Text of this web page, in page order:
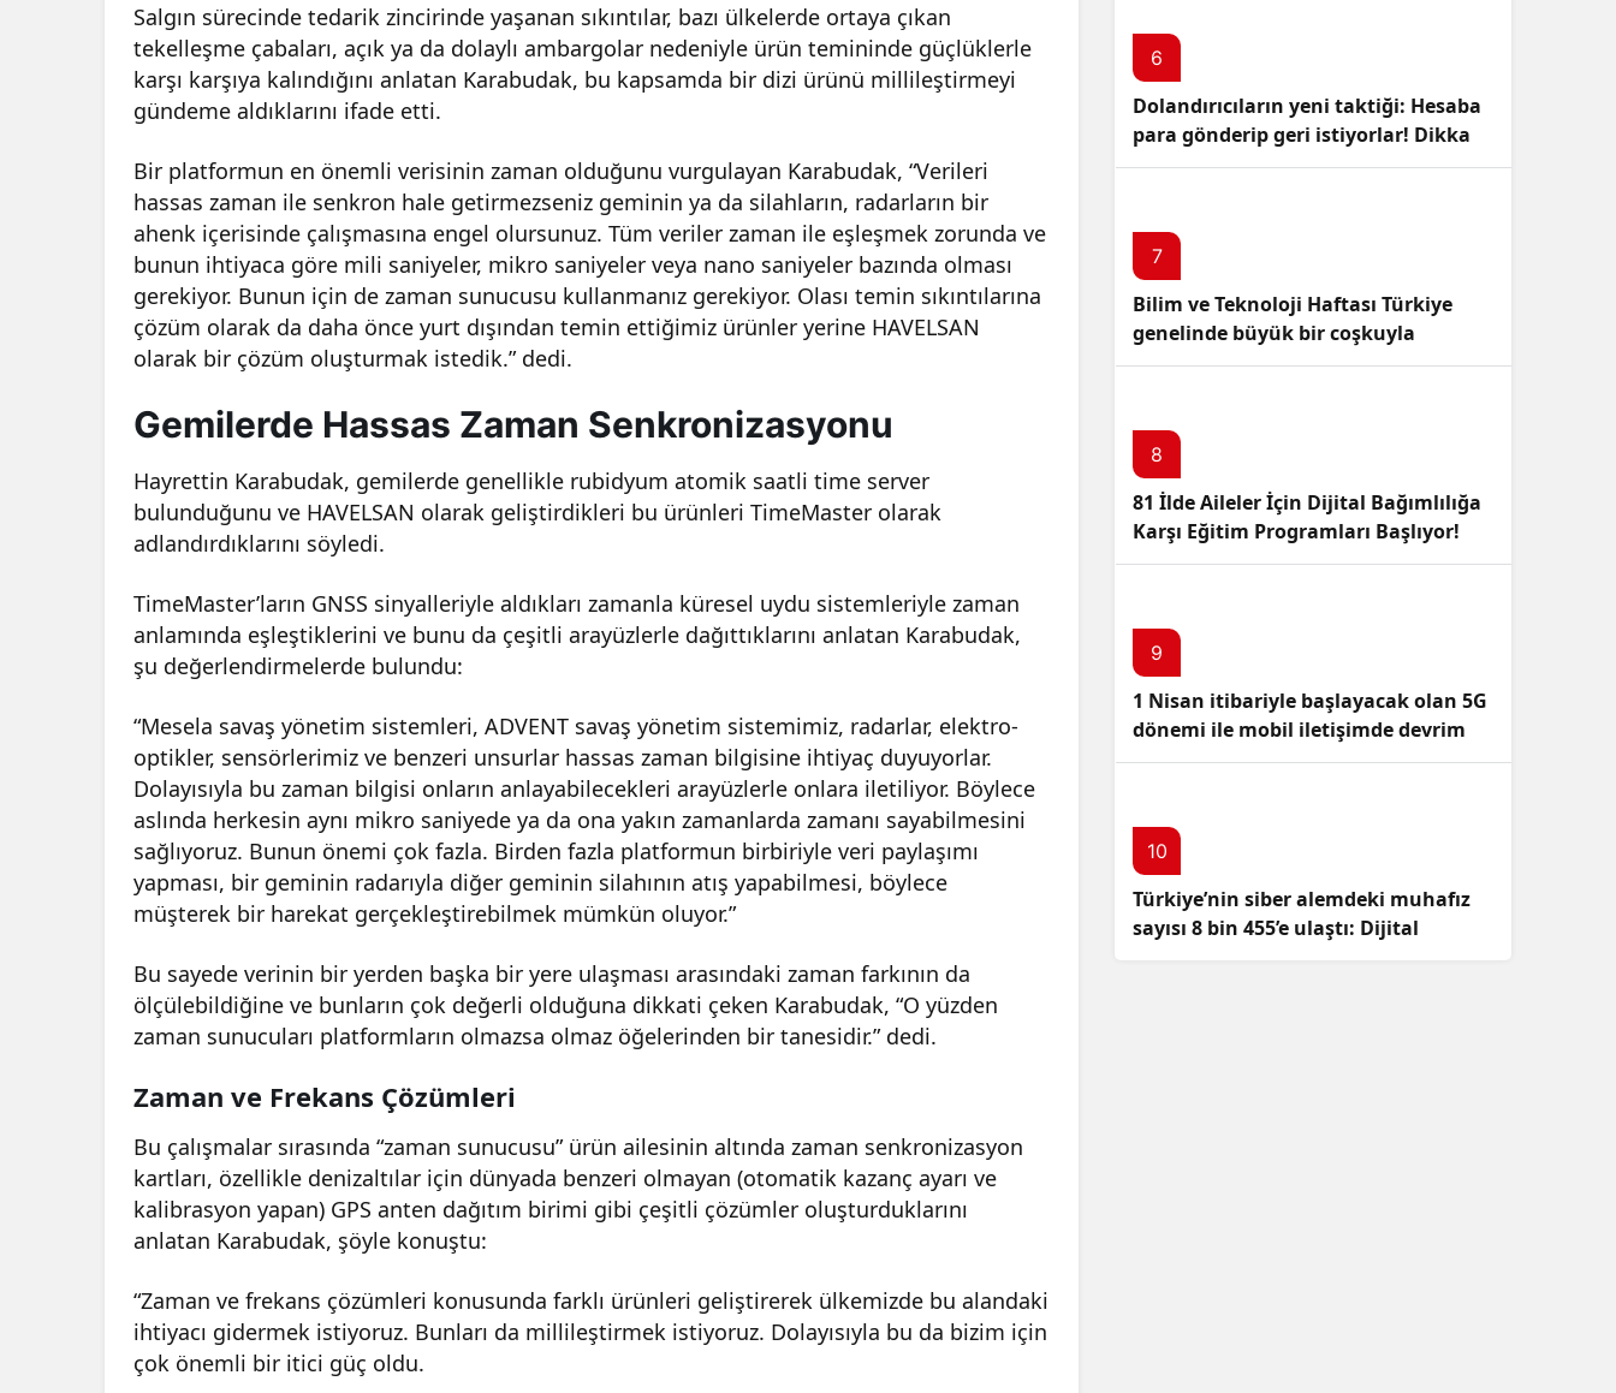
Salgın sürecinde tedarik zincirinde yaşanan sıkıntılar, bazı ülkelerde ortaya çıkan
tekelleşme çabaları, açık ya da dolaylı ambargolar nedeniyle ürün temininde güçlüklerle
karşı karşıya kalındığını anlatan Karabudak, bu kapsamda bir dizi ürünü millileştirmeyi
gündeme aldıklarını ifade etti.
Bir platformun en önemli verisinin zaman olduğunu vurgulayan Karabudak, “Verileri
hassas zaman ile senkron hale getirmezseniz geminin ya da silahların, radarların bir
ahenk içerisinde çalışmasına engel olursunuz. Tüm veriler zaman ile eşleşmek zorunda ve
bunun ihtiyaca göre mili saniyeler, mikro saniyeler veya nano saniyeler bazında olması
gerekiyor. Bunun için de zaman sunucusu kullanmanız gerekiyor. Olası temin sıkıntılarına
çözüm olarak da daha önce yurt dışından temin ettiğimiz ürünler yerine HAVELSAN
olarak bir çözüm oluşturmak istedik.” dedi.
Gemilerde Hassas Zaman Senkronizasyonu
Hayrettin Karabudak, gemilerde genellikle rubidyum atomik saatli time server
bulunduğunu ve HAVELSAN olarak geliştirdikleri bu ürünleri TimeMaster olarak
adlandırdıklarını söyledi.
TimeMaster’ların GNSS sinyalleriyle aldıkları zamanla küresel uydu sistemleriyle zaman
anlamında eşleştiklerini ve bunu da çeşitli arayüzlerle dağıttıklarını anlatan Karabudak,
şu değerlendirmelerde bulundu:
“Mesela savaş yönetim sistemleri, ADVENT savaş yönetim sistemimiz, radarlar, elektro-
optikler, sensörlerimiz ve benzeri unsurlar hassas zaman bilgisine ihtiyaç duyuyorlar.
Dolayısıyla bu zaman bilgisi onların anlayabilecekleri arayüzlerle onlara iletiliyor. Böylece
aslında herkesin aynı mikro saniyede ya da ona yakın zamanlarda zamanı sayabilmesini
sağlıyoruz. Bunun önemi çok fazla. Birden fazla platformun birbiriyle veri paylaşımı
yapması, bir geminin radarıyla diğer geminin silahının atış yapabilmesi, böylece
müşterek bir harekat gerçekleştirebilmek mümkün oluyor.”
Bu sayede verinin bir yerden başka bir yere ulaşması arasındaki zaman farkının da
ölçülebildiğine ve bunların çok değerli olduğuna dikkati çeken Karabudak, “O yüzden
zaman sunucuları platformların olmazsa olmaz öğelerinden bir tanesidir.” dedi.
Zaman ve Frekans Çözümleri
Bu çalışmalar sırasında “zaman sunucusu” ürün ailesinin altında zaman senkronizasyon
kartları, özellikle denizaltılar için dünyada benzeri olmayan (otomatik kazanç ayarı ve
kalibrasyon yapan) GPS anten dağıtım birimi gibi çeşitli çözümler oluşturduklarını
anlatan Karabudak, şöyle konuştu:
“Zaman ve frekans çözümleri konusunda farklı ürünleri geliştirerek ülkemizde bu alandaki
ihtiyacı gidermek istiyoruz. Bunları da millileştirmek istiyoruz. Dolayısıyla bu da bizim için
çok önemli bir itici güç oldu.
6
Dolandırıcıların yeni taktiği: Hesaba
para gönderip geri istiyorlar! Dikkat
Edin!
7
Bilim ve Teknoloji Haftası Türkiye
genelinde büyük bir coşkuyla
kutlandı: İşte Etkinlikler ve
8
81 İlde Aileler İçin Dijital Bağımlılığa
Karşı Eğitim Programları Başlıyor!
9
1 Nisan itibariyle başlayacak olan 5G
dönemi ile mobil iletişimde devrim
başlıyor!
10
Türkiye’nin siber alemdeki muhafız
sayısı 8 bin 455’e ulaştı: Dijital